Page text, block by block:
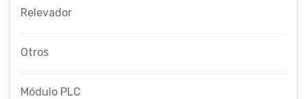
Relevador
Otros
Módulo PLC